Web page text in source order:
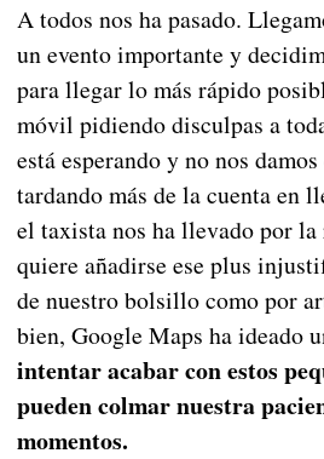
A todos nos ha pasado.
un evento importante y
para llegar lo más rápido
móvil pidiendo disculpas a
está esperando y no nos
tardando más de la cuenta en
el taxista nos ha llevado por
quiere añadirse ese plus
de nuestro bolsillo como por
bien, Google Maps ha ideado
intentar acabar con estos
pueden colmar nuestra
momentos.